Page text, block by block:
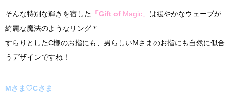
そんな特別な輝きを宿した 「Gift of Magic」 は緩やかなウェーブが
綺麗な魔法のようなリング＊
すらりとしたC様のお指にも、男らしいMさまのお指にも自然に似合
うデザインですね！
Mさま♡Cさま